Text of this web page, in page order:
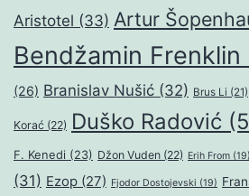
Aristotel (33) Artur
Bendžamin Frenklin
(26) Branislav Nušić (32) Brus Li (21)
Korać (22) Duško Radović
F. Kenedi (23) Džon Vuden (22) Erih From (19)
(31) Ezop (27) Fjodor Dostojevski (19)